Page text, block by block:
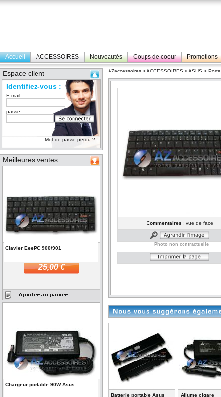
Accueil ACCESSOIRES Nouveautés Coups de coeur Promotions
Espace client
Identifiez-vous :
E-mail :
passe :
Mot de passe perdu ?
Meilleures ventes
Clavier EeePC 900/901
25,00 €
Chargeur portable 90W Asus
AZaccessoires >ACCESSOIRES >ASUS >
Commentaires :vue de face
Photo non contractuelle
Batterie portable Asus Allume cigare